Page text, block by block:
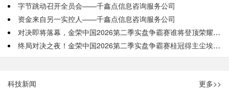
字节跳动召开全员会——千鑫点信息咨询服务公司
资金来自另一实控人——千鑫点信息咨询服务公司
对决即将落幕，金荣中国2026第二季实盘争霸赛谁将登顶荣耀之巅？
终局对决之夜！金荣中国2026第二季实盘争霸赛桂冠得主尘埃落定
科技新闻 更多>>